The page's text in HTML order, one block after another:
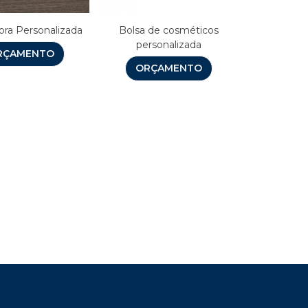
Personalizada
Bolsa de cosméticos
personalizada
ORÇAMENTO